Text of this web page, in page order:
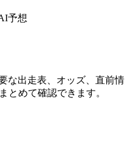
予想
な出走表、オッズ、直前情
とめて確認できます。